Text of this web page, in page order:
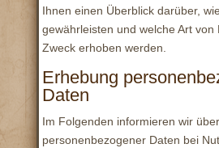
Ihnen einen Überblick darüber,
gewährleisten und welche Art von
Zweck erhoben werden.
Erhebung
Daten
Im Folgenden informieren wir
personenbezogener Daten bei